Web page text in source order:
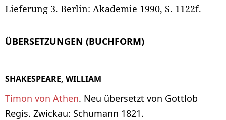
Lieferung 3. Berlin: Akademie 1990, S. 1122f.
ÜBERSETZUNGEN (BUCHFORM)
SHAKESPEARE, WILLIAM
Timon von Athen. Neu übersetzt von Gottlob
Regis. Zwickau: Schumann 1821.